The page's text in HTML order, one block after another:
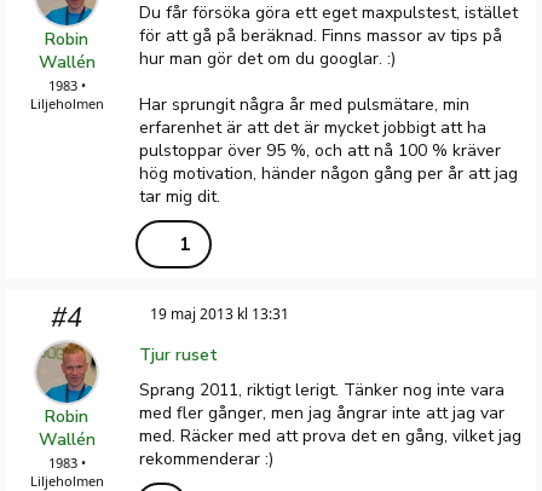
Robin
Wallén
1983 •
Liljeholmen
Du får försöka göra ett eget maxpulstest, istället
för att gå på beräknad. Finns massor av tips på
hur man gör det om du googlar. :)
Har sprungit några år med pulsmätare, min
erfarenhet är att det är mycket jobbigt att ha
pulstoppar över 95 %, och att nå 100 % kräver
hög motivation, händer någon gång per år att jag
tar mig dit.
1
#4
Robin
Wallén
1983 •
Liljeholmen
19 maj 2013 kl 13:31
Tjur ruset
Sprang 2011, riktigt lerigt. Tänker nog inte vara
med fler gånger, men jag ångrar inte att jag var
med. Räcker med att prova det en gång, vilket jag
rekommenderar :)